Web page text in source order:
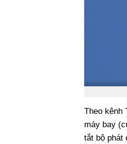
Theo kênh
máy bay
tắt bộ phát